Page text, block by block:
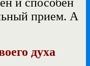
прием. А
духа